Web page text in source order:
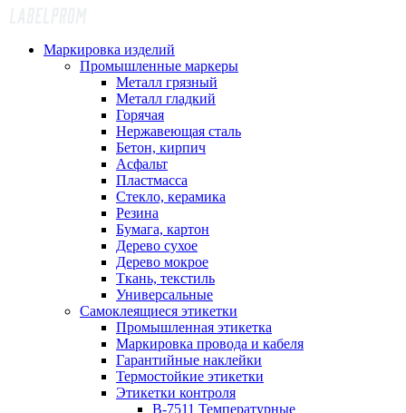
Маркировка изделий
Промышленные маркеры
Металл грязный
Металл гладкий
Горячая
Нержавеющая сталь
Бетон, кирпич
Асфальт
Пластмасса
Стекло, керамика
Резина
Бумага, картон
Дерево сухое
Дерево мокрое
Ткань, текстиль
Универсальные
Самоклеящиеся этикетки
Промышленная этикетка
Маркировка провода и кабеля
Гарантийные наклейки
Термостойкие этикетки
Этикетки контроля
B-7511 Температурные